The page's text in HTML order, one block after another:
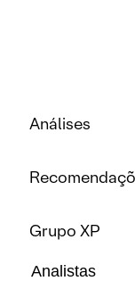
Análises
Grupo XP
Analistas